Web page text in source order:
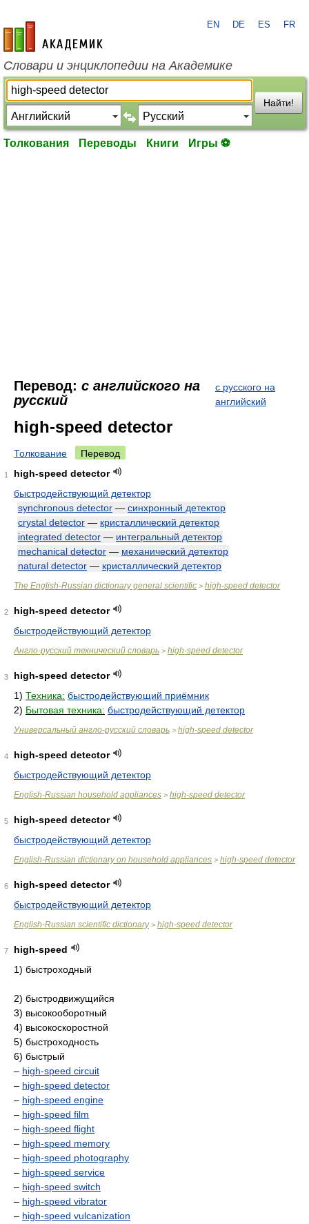
academic.ru
EN DE ES FR
Словари и энциклопедии на Академике
Найти!
Толкования Переводы Книги Игры ⚽
Перевод: с английского на
русский
с русского на
английский
high-speed detector
Толкование Перевод
1
high-speed detector
быстродействующий детектор
synchronous detector — синхронный детектор
crystal detector — кристаллический детектор
integrated detector — интегральный детектор
mechanical detector — механический детектор
natural detector — кристаллический детектор
The English-Russian dictionary general scientific > high-speed detector
2
high-speed detector
быстродействующий детектор
Англо-русский технический словарь > high-speed detector
3
high-speed detector
1) Техника: быстродействующий приёмник
2) Бытовая техника: быстродействующий детектор
Универсальный англо-русский словарь > high-speed detector
4
high-speed detector
быстродействующий детектор
English-Russian household appliances > high-speed detector
5
high-speed detector
быстродействующий детектор
English-Russian dictionary on household appliances > high-speed detector
6
high-speed detector
быстродействующий детектор
English-Russian scientific dictionary> high-speed detector
7
high-speed
1) быстроходный
2) быстродвижущийся
3) высокооборотный
4) высокоскоростной
5) быстроходность
6) быстрый
– high-speed circuit
– high-speed detector
– high-speed engine
– high-speed film
– high-speed flight
– high-speed memory
– high-speed photography
– high-speed service
– high-speed switch
– high-speed vibrator
– high-speed vulcanization